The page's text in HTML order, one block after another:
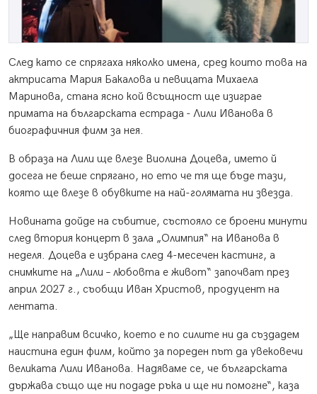
След като се спрягаха няколко имена, сред които това на
актрисата Мария Бакалова и певицата Михаела
Маринова, стана ясно кой всъщност ще изиграе
примата на българската естрада - Лили Иванова в
биографичния филм за нея.
В образа на Лили ще влезе Виолина Доцева, името й
досега не беше спрягано, но ето че тя ще бъде тази,
която ще влезе в обувките на най-голямата ни звезда.
Новината дойде на събитие, състояло се броени минути
след втория концерт в зала „Олимпия“ на Иванова в
неделя. Доцева е избрана след 4-месечен кастинг, а
снимките на „Лили – любовта е живот“ започват през
април 2027 г., съобщи Иван Христов, продуцент на
лентата.
„Ще направим всичко, което е по силите ни да създадем
наистина един филм, който за пореден път да увековечи
великата Лили Иванова. Надяваме се, че българската
държава също ще ни подаде ръка и ще ни помогне“, каза